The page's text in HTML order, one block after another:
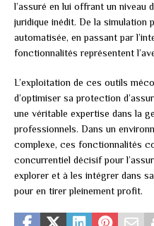
l’assuré en lui offrant un niveau
juridique inédit. De la simulation
automatisée, en passant par
fonctionnalités représentent
L’exploitation de ces outils
d’optimiser sa protection
une véritable expertise dans la
professionnels. Dans un
complexe, ces fonctionnalités
concurrentiel décisif pour
explorer et à les intégrer dans
pour en tirer pleinement profit.